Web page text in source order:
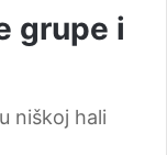
grupe i
niškoj hali